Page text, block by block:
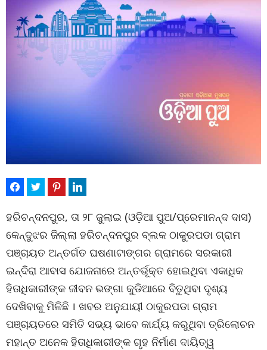
ହରିଚନ୍ଦନପୁର, ତା ୨୮ ଜୁଲାଇ (ଓଡ଼ିଆ ପୁଅ/ପ୍ରେମାନନ୍ଦ ଦାସ)
କେନ୍ଦୁଝର ଜିଲ୍ଲା ହରିଚନ୍ଦନପୁର ବ୍ଲକ ଠାକୁରପଡା ଗ୍ରାମ
ପଞ୍ଚାୟତ ଅନ୍ତର୍ଗତ ଘଷଣାଟାଙ୍ଗର ଗ୍ରାମରେ ସରକାରୀ
ଇନ୍ଦିରା ଆବାସ ଯୋଜନାରେ ଅନ୍ତର୍ଭୂକ୍ତ ହୋଇଥିବା ଏକାଧିକ
ହିତାଧିକାରୀଙ୍କ ଜୀବନ ଭଙ୍ଗା କୁଡିଆରେ ବିତୁଥିବା ଦୃଶ୍ୟ
ଦେଖିବାକୁ ମିଳିଛି । ଖବର ଅନୁଯାୟୀ ଠାକୁରପଡା ଗ୍ରାମ
ପଞ୍ଚାୟତରେ ସମିତି ସଭ୍ୟ ଭାବେ କାର୍ଯ୍ୟ କରୁଥିବା ତ୍ରିଲୋଚନ
ମହାନ୍ତ ଅନେକ ହିତାଧିକାରୀଙ୍କ ଗୃହ ନିର୍ମାଣ ଦାୟିତ୍ୱ